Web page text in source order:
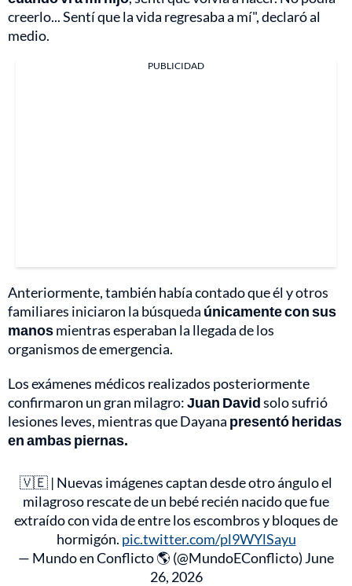
creerlo... Sentí que la vida regresaba a mí", declaró al
medio.
PUBLICIDAD
Anteriormente, también había contado que él y otros
familiares iniciaron la búsqueda únicamente con sus
manosmientras esperaban la llegada de los
organismos de emergencia.
Los exámenes médicos realizados posteriormente
confirmaron un gran milagro:Juan Davidsolo sufrió
lesiones leves, mientras que Dayana presentó heridas
en ambas piernas.
🇻🇪 | Nuevas imágenes captan desde otro ángulo el
milagroso rescate de un bebé recién nacido que fue
extraído con vida de entre los escombros y bloques de
hormigón. pic.twitter.com/pl9WYlSayu
— Mundo en Conflicto 🌎 (@MundoEConflicto) June
26, 2026